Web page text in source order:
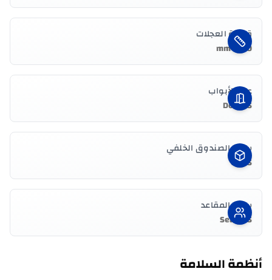
قاعدة العجلات
2570 mm
عدد الأبواب
5 Doors
سعة الصندوق الخلفي
245 L
سعة المقاعد
5 Seater
أنظمة السلامة